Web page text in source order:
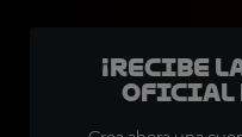
¡Recibe
oficial